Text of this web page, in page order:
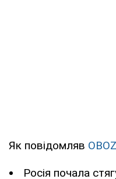
Як повідомляв
Росія почала